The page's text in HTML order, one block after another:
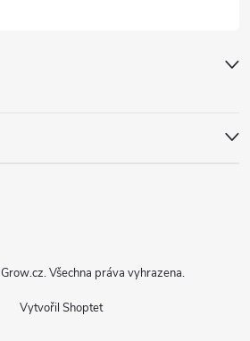
Vytvořil Shoptet
Grow.cz. Všechna práva vyhrazena.